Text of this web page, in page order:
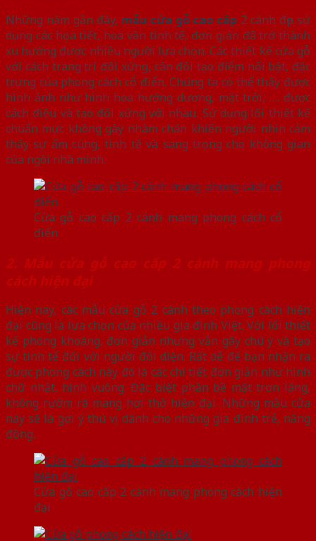
Những năm gần đây, mẫu cửa gỗ cao cấp 2 cánh đẹp sử
dụng các họa tiết, hoa văn tinh tế, đơn giản đã trở thành
xu hướng được nhiều người lựa chọn. Các thiết kế cửa gỗ
với cách trang trí đối xứng, cân đối tạo điểm nổi bật, đặc
trưng của phong cách cổ điển. Chúng ta có thể thấy được
hình ảnh như hình hoa hướng dương, mặt trời, …. được
cách điệu và tạo đối xứng với nhau. Sử dụng lối thiết kế
chuẩn mực không gây nhàm chán khiến người nhìn cảm
thấy sự ấm cúng, tinh tế và sang trọng cho không gian
của ngôi nhà mình.
Cửa gỗ cao cấp 2 cánh mang phong cách cổ
điển
2. Mẫu cửa gỗ cao cấp 2 cánh mang phong
cách hiện đại
Hiện nay, các mẫu cửa gỗ 2 cánh theo phong cách hiện
đại cũng là lựa chọn của nhiều gia đình Việt. Với lối thiết
kế phóng khoáng, đơn giản nhưng vẫn gây chú ý và tạo
sự tinh tế đối với người đối diện. Rất dễ để bạn nhận ra
được phong cách này đó là các chi tiết đơn giản như hình
chữ nhật, hình vuông. Đặc biệt phần bề mặt trơn láng,
không rườm rà mang hơi thở hiện đại. Những mẫu cửa
này sẽ là gợi ý thú vị dành cho những gia đình trẻ, năng
động.
Cửa gỗ cao cấp 2 cánh mang phong cách hiện
đại